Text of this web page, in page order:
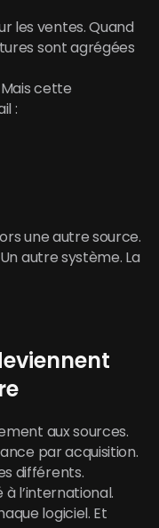
les ventes. Quand
sont agrégées
Mais cette
:
une autre source.
autre système. La
aux sources.
par acquisition.
différents.
l’international.
logiciel. Et